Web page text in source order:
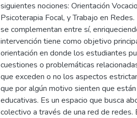
siguientes nociones: Orientación
Psicoterapia Focal, y Trabajo en
se complementan entre sí,
intervención tiene como objetivo
orientación en donde los estudiantes
cuestiones o problemáticas
que exceden o no los aspectos
que por algún motivo sienten que
educativas. Es un espacio que busca
colectivo a través de una red de